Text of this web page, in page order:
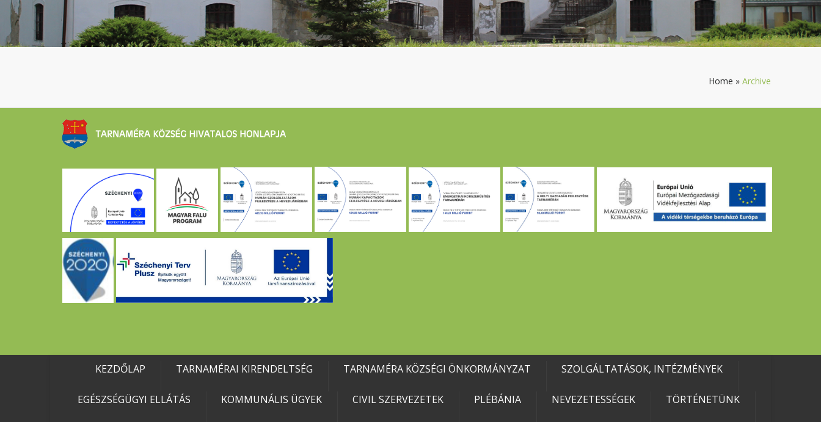
Home » Archive
KEZDŐLAP TARNAMÉRAI KIRENDELTSÉG TARNAMÉRA KÖZSÉGI ÖNKORMÁNYZAT SZOLGÁLTATÁSOK, INTÉZMÉNYEK
EGÉSZSÉGÜGYI ELLÁTÁS KOMMUNÁLIS ÜGYEK CIVIL SZERVEZETEK PLÉBÁNIA NEVEZETESSÉGEK TÖRTÉNETÜNK